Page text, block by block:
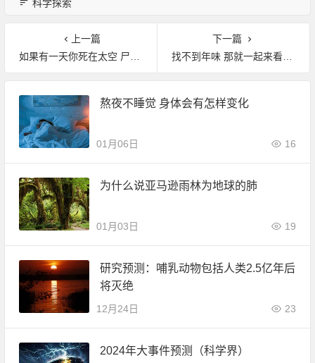
科学探索
上一篇
如果有一天你死在太空 尸体要如何处理？
下一篇
找不到年味 那就一起来看看古人是怎么过年的吧
熬夜不睡觉 身体会有怎样变化
01月06日 16
为什么说亚马逊雨林为地球的肺
01月03日 19
研究预测：哺乳动物包括人类2.5亿年后
将灭绝
12月24日 23
2024年大事件预测（科学界）